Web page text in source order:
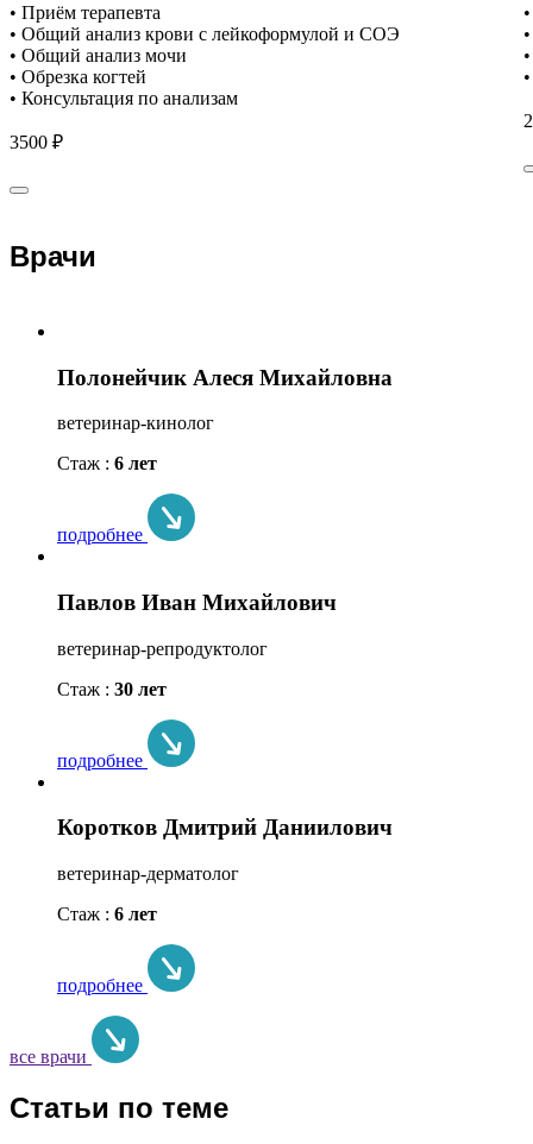
• Приём терапевта
• Общий анализ крови с лейкоформулой и СОЭ
• Общий анализ мочи
• Обрезка когтей
• Консультация по анализам
3500 ₽
Врачи
Полонейчик Алеся Михайловна
ветеринар-кинолог
Стаж : 6 лет
подробнее
Павлов Иван Михайлович
ветеринар-репродуктолог
Стаж : 30 лет
подробнее
Коротков Дмитрий Даниилович
ветеринар-дерматолог
Стаж : 6 лет
подробнее
все врачи
Статьи по теме